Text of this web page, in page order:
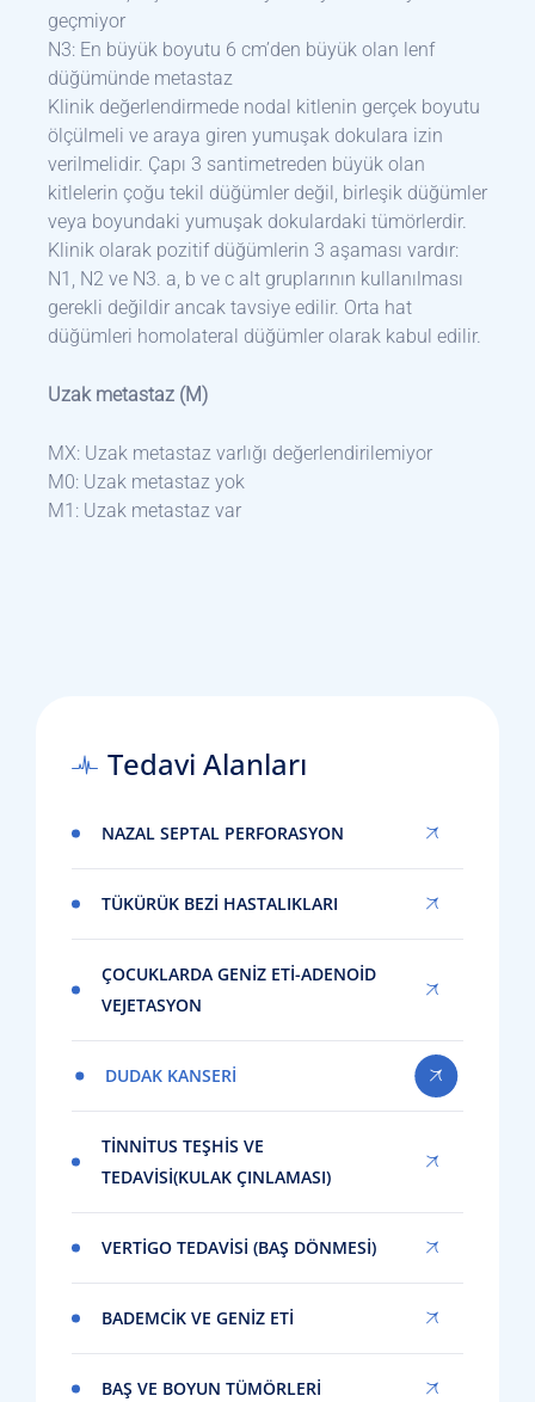
geçmiyor
N3: En büyük boyutu 6 cm’den büyük olan lenf
düğümünde metastaz
Klinik değerlendirmede nodal kitlenin gerçek boyutu
ölçülmeli ve araya giren yumuşak dokulara izin
verilmelidir. Çapı 3 santimetreden büyük olan
kitlelerin çoğu tekil düğümler değil, birleşik düğümler
veya boyundaki yumuşak dokulardaki tümörlerdir.
Klinik olarak pozitif düğümlerin 3 aşaması vardır:
N1, N2 ve N3. a, b ve c alt gruplarının kullanılması
gerekli değildir ancak tavsiye edilir. Orta hat
düğümleri homolateral düğümler olarak kabul edilir.
Uzak metastaz (M)
MX: Uzak metastaz varlığı değerlendirilemiyor
M0: Uzak metastaz yok
M1: Uzak metastaz var
Tedavi Alanları
NAZAL SEPTAL PERFORASYON
TÜKÜRÜK BEZI HASTALIKLARI
ÇOCUKLARDA GENIZ ETI-ADENOID
VEJETASYON
DUDAK KANSERI
TINNITUS TEŞHIS VE
TEDAVISI(KULAK ÇINLAMASI)
VERTIGO TEDAVISI (BAŞ DÖNMESI)
BADEMCIK VE GENIZ ETI
BAŞ VE BOYUN TÜMÖRLERI